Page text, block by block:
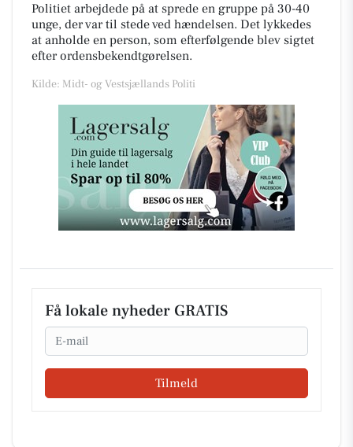
Politiet arbejdede på at sprede en gruppe på 30-40
unge, der var til stede ved hændelsen. Det lykkedes
at anholde en person, som efterfølgende blev sigtet
efter ordensbekendtgørelsen.
Kilde: Midt- og Vestsjællands Politi
Få lokale nyheder GRATIS
Email
Tilmeld